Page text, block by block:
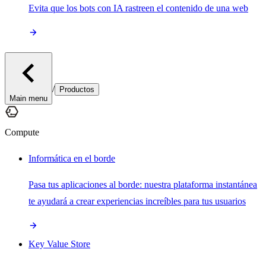
Evita que los bots con IA rastreen el contenido de una web
Main menu
/ Productos
Compute
Informática en el borde
Pasa tus aplicaciones al borde: nuestra plataforma instantánea
te ayudará a crear experiencias increíbles para tus usuarios
Key Value Store